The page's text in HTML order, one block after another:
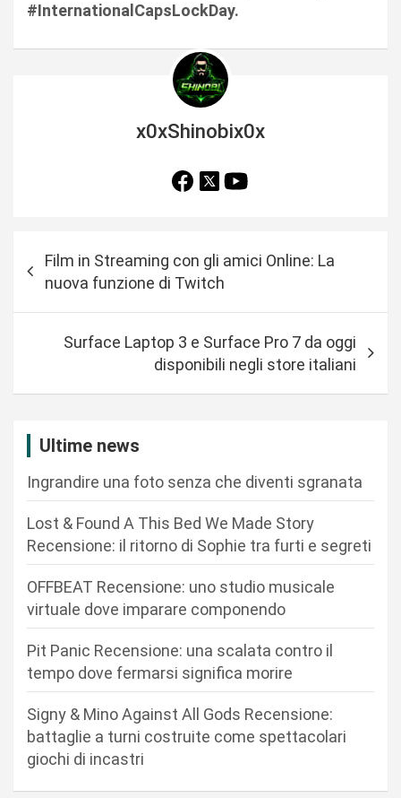
#InternationalCapsLockDay.
x0xShinobix0x
a
Film in Streaming con gli amici Online: La
nuova funzione di Twitch
Surface Laptop 3 e Surface Pro 7 da oggi
disponibili negli store italiani
Ultime news
Ingrandire una foto senza che diventi sgranata
Lost & Found A This Bed We Made Story
Recensione: il ritorno di Sophie tra furti e segreti
OFFBEAT Recensione: uno studio musicale
virtuale dove imparare componendo
Pit Panic Recensione: una scalata contro il
tempo dove fermarsi significa morire
Signy & Mino Against All Gods Recensione:
battaglie a turni costruite come spettacolari
giochi di incastri